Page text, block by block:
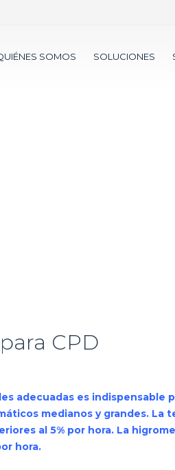
SOMOS SOLUCIONES
CPD
adecuadas es indispensable
medianos y grandes. La
al 5% por hora. La
hora.